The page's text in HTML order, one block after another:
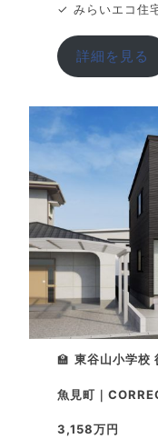
✓ みらいエコ住
詳細を見る
🏫 東谷山小学校
魚見町｜
3,158万円